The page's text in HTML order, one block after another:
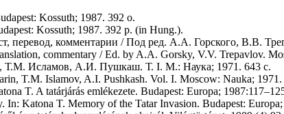
Kossuth; 1987. 392 o.
Kossuth; 1987. 392 p. (in Hung.).
перевод, комментарии / Под ред. А.А. Горского, В.В.
commentary / Ed. by A.A. Gorsky, V.V. Trepavlov.
Исламов, А.И. Пушкаш. Т. I. М.: Наука; 1971. 643 с.
T.M. Islamov, A.I. Pushkash. Vol. I. Moscow: Nauka; 1971.
T. A tatárjárás emlékezete. Budapest: Europa;
In: Katona T. Memory of the Tatar Invasion. Budapest: